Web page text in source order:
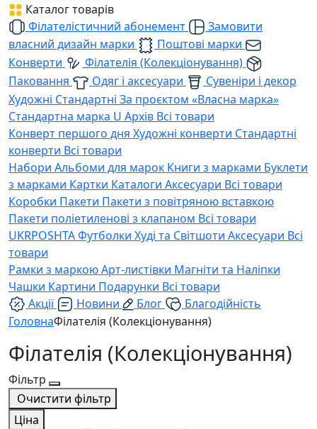
Каталог товарів
Філателістичний абонемент
Замовити
власний дизайн марки
Поштові марки
Конверти
Філателія (Колекціонування)
Паковання
Одяг і аксесуари
Сувеніри і декор
Художні Стандартні За проєктом «Власна марка»
Стандартна марка U Архів Всі товари
Конверт першого дня Художні конверти Стандартні
конверти Всі товари
Набори Альбоми для марок Книги з марками Буклети
з марками Картки Каталоги Аксесуари Всі товари
Коробки Пакети Пакети з повітряною вставкою
Пакети поліетиленові з клапаном Всі товари
UKRPOSHTAФутболки Худі та Світшоти Аксесуари Всі
товари
Рамки з маркоюАрт-листівки Магніти та Наліпки
Чашки Картини Подарунки Всі товари
Акції
Новини Блог
Благодійність
ГоловнаФілателія (Колекціонування)
Філателія (Колекціонування)
Фільтр
Очистити фільтр
Ціна